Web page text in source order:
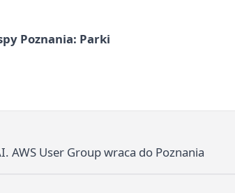
Poznania: Parki
AWS User Group wraca do Poznania